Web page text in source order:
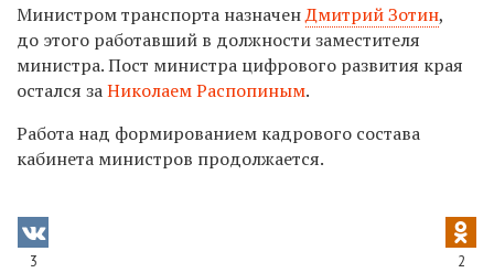
Министром транспорта назначенДмитрий Зотин,
до этого работавший в должности заместителя
министра. Пост министра цифрового развития края
остался заНиколаем Распопиным.
Работа над формированием кадрового состава
кабинета министров продолжается.
3 2